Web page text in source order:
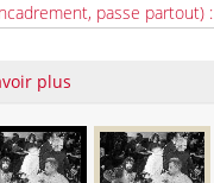
passe partout) :
plus